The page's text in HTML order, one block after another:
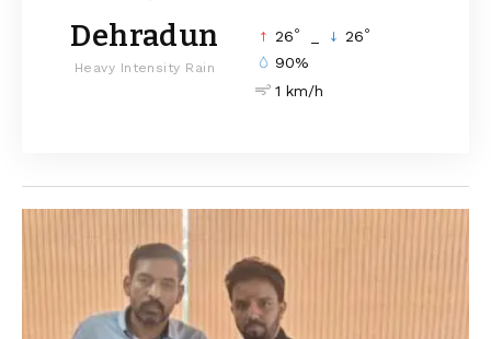
Dehradun
Heavy Intensity Rain
26° 26°
90%
1 km/h